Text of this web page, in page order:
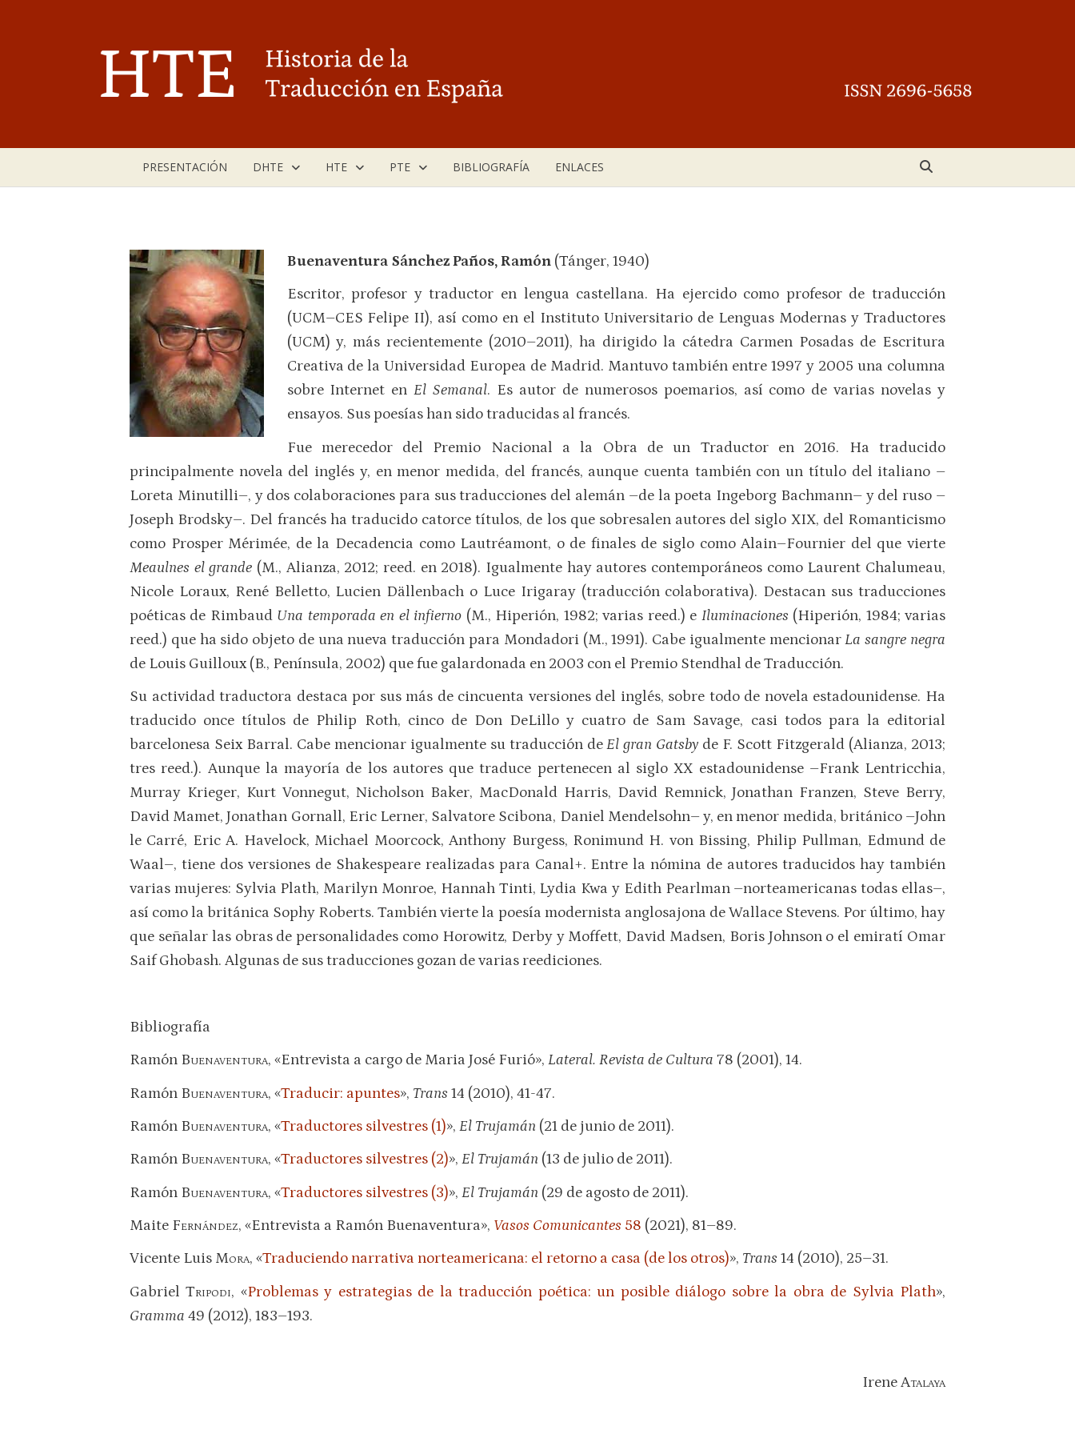
PRESENTACIÓN DHTE HTE PTE BIBLIOGRAFÍA ENLACES
Buenaventura Sánchez Paños, Ramón(Tánger, 1940)
Escritor, profesor y traductor en lengua castellana. Ha ejercido como profesor de traducción
(UCM–CES Felipe II), así como en el Instituto Universitario de Lenguas Modernas y Traductores
(UCM) y, más recientemente (2010–2011), ha dirigido la cátedra Carmen Posadas de Escritura
Creativa de la Universidad Europea de Madrid. Mantuvo también entre 1997 y 2005 una columna
sobre Internet enEl Semanal. Es autor de numerosos poemarios, así como de varias novelas y
ensayos. Sus poesías han sido traducidas al francés.
Fue merecedor del Premio Nacional a la Obra de un Traductor en 2016. Ha traducido
principalmente novela del inglés y, en menor medida, del francés, aunque cuenta también con un título del italiano –
Loreta Minutilli–, y dos colaboraciones para sus traducciones del alemán –de la poeta Ingeborg Bachmann– y del ruso –
Joseph Brodsky–. Del francés ha traducido catorce títulos, de los que sobresalen autores del siglo XIX, del Romanticismo
como Prosper Mérimée, de la Decadencia como Lautréamont, o de finales de siglo como Alain–Fournier del que vierte
Meaulnes el grande (M., Alianza, 2012; reed. en 2018). Igualmente hay autores contemporáneos como Laurent Chalumeau,
Nicole Loraux, René Belletto, Lucien Dällenbach o Luce Irigaray (traducción colaborativa). Destacan sus traducciones
poéticas de Rimbaud Una temporada en el infierno (M., Hiperión, 1982; varias reed.) e Iluminaciones (Hiperión, 1984; varias
reed.) que ha sido objeto de una nueva traducción para Mondadori (M., 1991). Cabe igualmente mencionarLa sangre negra
de Louis Guilloux (B., Península, 2002) que fue galardonada en 2003 con el Premio Stendhal de Traducción.
Su actividad traductora destaca por sus más de cincuenta versiones del inglés, sobre todo de novela estadounidense. Ha
traducido once títulos de Philip Roth, cinco de Don DeLillo y cuatro de Sam Savage, casi todos para la editorial
barcelonesa Seix Barral. Cabe mencionar igualmente su traducción deEl gran Gatsby de F. Scott Fitzgerald (Alianza, 2013;
tres reed.). Aunque la mayoría de los autores que traduce pertenecen al siglo XX estadounidense –Frank Lentricchia,
Murray Krieger, Kurt Vonnegut, Nicholson Baker, MacDonald Harris, David Remnick, Jonathan Franzen, Steve Berry,
David Mamet, Jonathan Gornall, Eric Lerner, Salvatore Scibona, Daniel Mendelsohn– y, en menor medida, británico –John
le Carré, Eric A. Havelock, Michael Moorcock, Anthony Burgess, Ronimund H. von Bissing, Philip Pullman, Edmund de
Waal–, tiene dos versiones de Shakespeare realizadas para Canal+. Entre la nómina de autores traducidos hay también
varias mujeres: Sylvia Plath, Marilyn Monroe, Hannah Tinti, Lydia Kwa y Edith Pearlman –norteamericanas todas ellas–,
así como la británica Sophy Roberts. También vierte la poesía modernista anglosajona de Wallace Stevens. Por último, hay
que señalar las obras de personalidades como Horowitz, Derby y Moffett, David Madsen, Boris Johnson o el emiratí Omar
Saif Ghobash. Algunas de sus traducciones gozan de varias reediciones.
Bibliografía
Ramón Buenaventura, «Entrevista a cargo de Maria José Furió», Lateral. Revista de Cultura 78 (2001), 14.
Ramón Buenaventura, «Traducir: apuntes», Trans 14 (2010), 41-47.
Ramón Buenaventura, «Traductores silvestres (1)», El Trujamán (21 de junio de 2011).
Ramón Buenaventura, «Traductores silvestres (2)», El Trujamán (13 de julio de 2011).
Ramón Buenaventura, «Traductores silvestres (3)», El Trujamán (29 de agosto de 2011).
Maite Fernández, «Entrevista a Ramón Buenaventura», Vasos Comunicantes 58 (2021), 81–89.
Vicente Luis Mora, «Traduciendo narrativa norteamericana: el retorno a casa (de los otros)», Trans 14 (2010), 25–31.
GabrielTripodi, «Problemas y estrategias de la traducción poética: un posible diálogo sobre la obra de Sylvia Plath»,
Gramma 49 (2012), 183–193.
IreneAtalaya